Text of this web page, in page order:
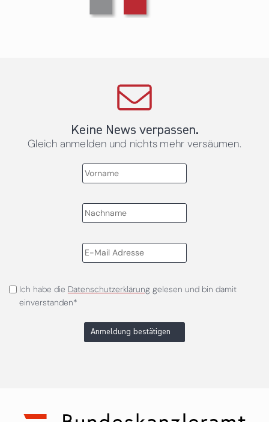
Keine News verpassen.
Gleich anmelden und nichts mehr versäumen.
Ich habe die Datenschutzerklärunggelesen und bin damit
einverstanden*
Anmeldung bestätigen